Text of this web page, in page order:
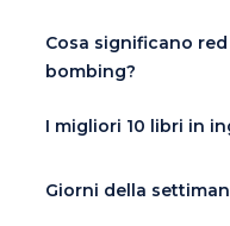
Cosa significano
bombing?
I migliori 10 libri in
Giorni della